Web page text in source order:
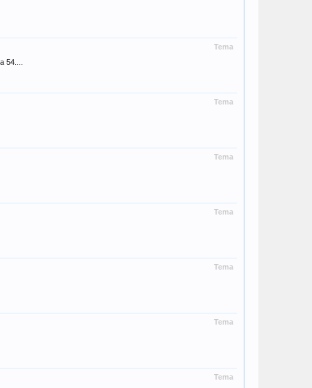
Tema
54....
Tema
Tema
Tema
Tema
Tema
Tema